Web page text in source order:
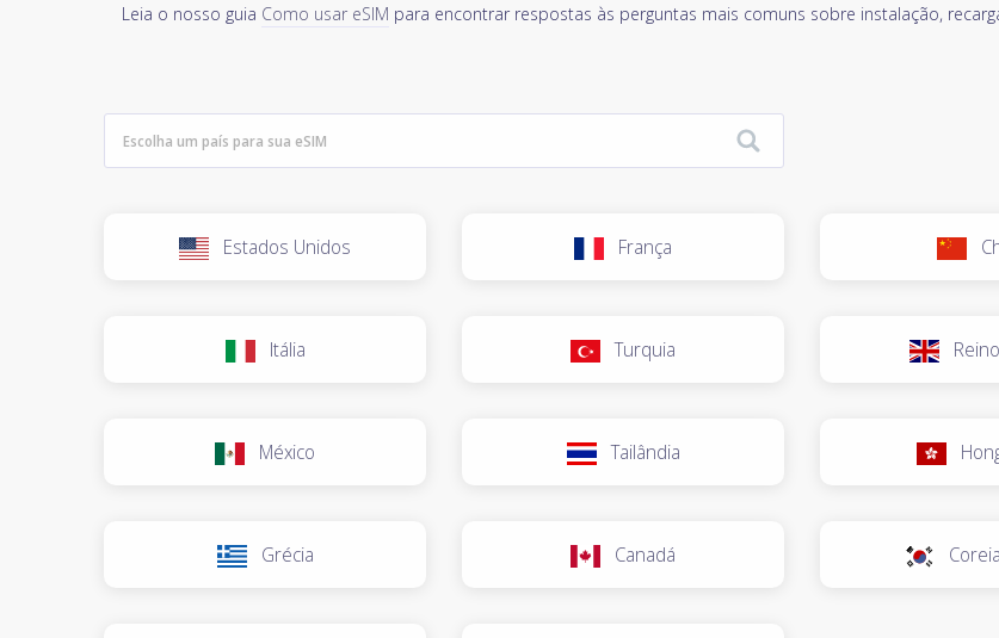
Leia o nosso guia Como usar eSIM para encontrar respostas às perguntas mais comuns sobre instalação,
Estados Unidos França
Itália Turquia
México Tailândia
Grécia Canadá